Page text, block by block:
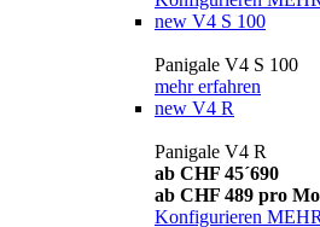
new V4 S 100
Panigale V4 S 100
mehr erfahren
new V4 R
Panigale V4 R
ab CHF 45´690
ab CHF 489 pro
Konfigurieren